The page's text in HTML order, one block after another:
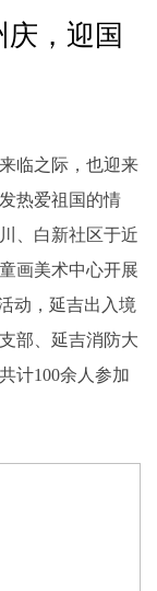
，迎国
临之际，也迎来
热爱祖国的情
、白新社区于近
画美术中心开展
动，延吉出入境
部、延吉消防大
计100余人参加